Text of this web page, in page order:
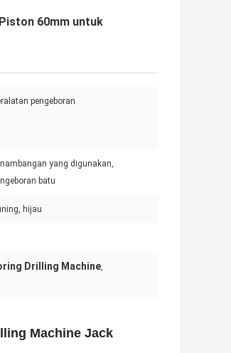
60mm untuk
pengeboran
yang digunakan,
batu
hijau
Drilling Machine,
Machine Jack